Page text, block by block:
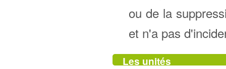
ou de la
et n'a pas
Les unités